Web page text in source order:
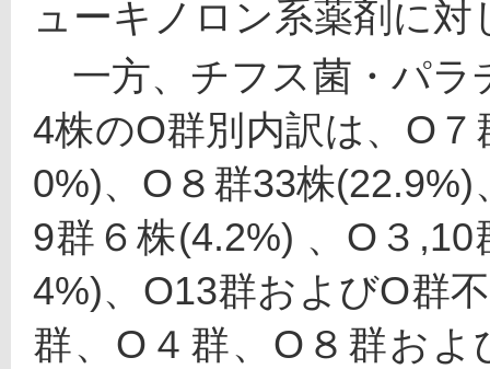
ューキノロン系薬剤に
一方、チフス菌・パラ
4株のO群別内訳は、O
0%)、O８群33株
9群６株(4.2%) 、O３
4%)、O13群およびO群
群、O４群、O８群お